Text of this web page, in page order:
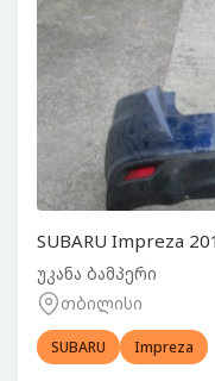
SUBARU Impreza
უკანა ბამპერი
თბილისი
SUBARU Impreza